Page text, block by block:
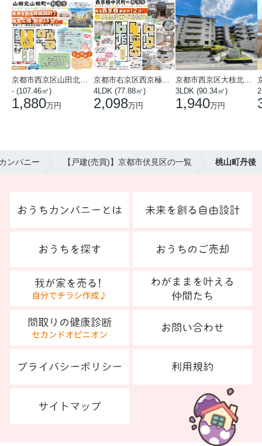
- (107.46㎡)
1,880万円
4LDK (77.88㎡)
2,098万円
3LDK (90.34㎡)
1,940万円
ンパニー 【戸建(売買)】京都市伏見区の一覧 桃山町丹後